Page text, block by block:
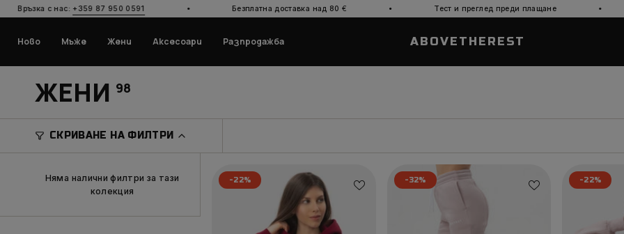
Прескочи
към
+359 87 950 0591 · Безплатна доставка над 80 € · Тест и преглед преди плащане · 14 дни
ABOVETHEREST
Ново Мъже Жени Аксесоари Разпродажба
ЖЕНИ 98
СКРИВАНЕ НА ФИЛТРИ
Няма налични филтри за тази
колекция
-22% -32% -22%